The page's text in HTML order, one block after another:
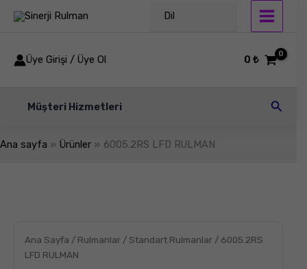
atla
Dil
Üye Girişi / Üye Ol 0₺
Müşteri Hizmetleri Arama
Ana sayfa Ürünler 6005.2RS LFD RULMAN
Ana Sayfa / Rulmanlar / Standart Rulmanlar / 6005.2RS
LFD RULMAN